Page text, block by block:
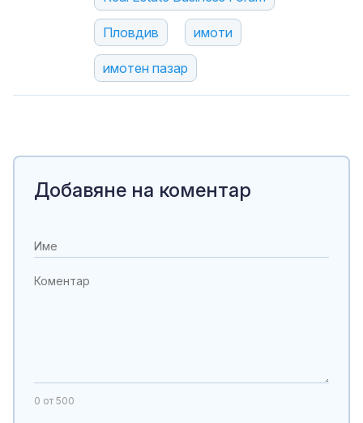
Пловдив имоти
имотен пазар
Добавяне на коментар
0 от 500